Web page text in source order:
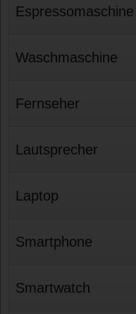
Espressomaschine
Waschmaschine
Fernseher
Lautsprecher
Laptop
Smartphone
Smartwatch